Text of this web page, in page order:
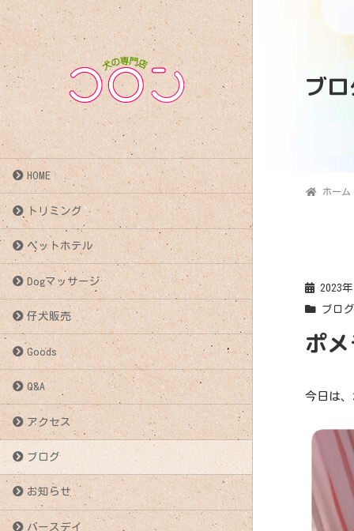
HOME
トリミング
ペットホテル
Dogマッサージ
仔犬販売
Goods
Q&A
アクセス
ブログ
お知らせ
バースデイ
ブ
ホーム
2023
ブロ
ポ
今日は